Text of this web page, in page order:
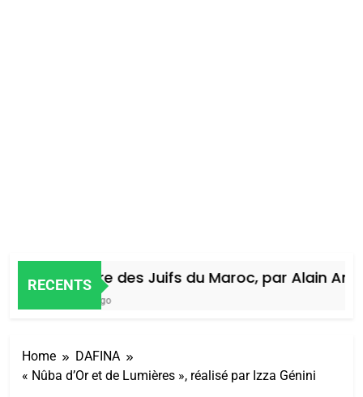
RECENTS
Histoire des Juifs du Maroc, par Alain Amiel
Home
DAFINA
« Nûba d’Or et de Lumières », réalisé par Izza Génini